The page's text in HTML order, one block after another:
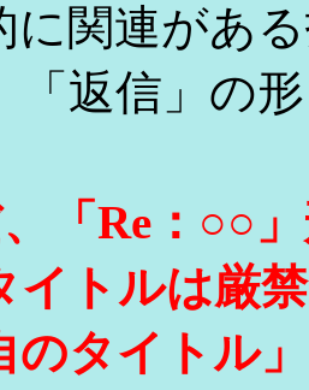
に関連があ
「返信」の
「Re：○○
イトルは厳
のタイトル